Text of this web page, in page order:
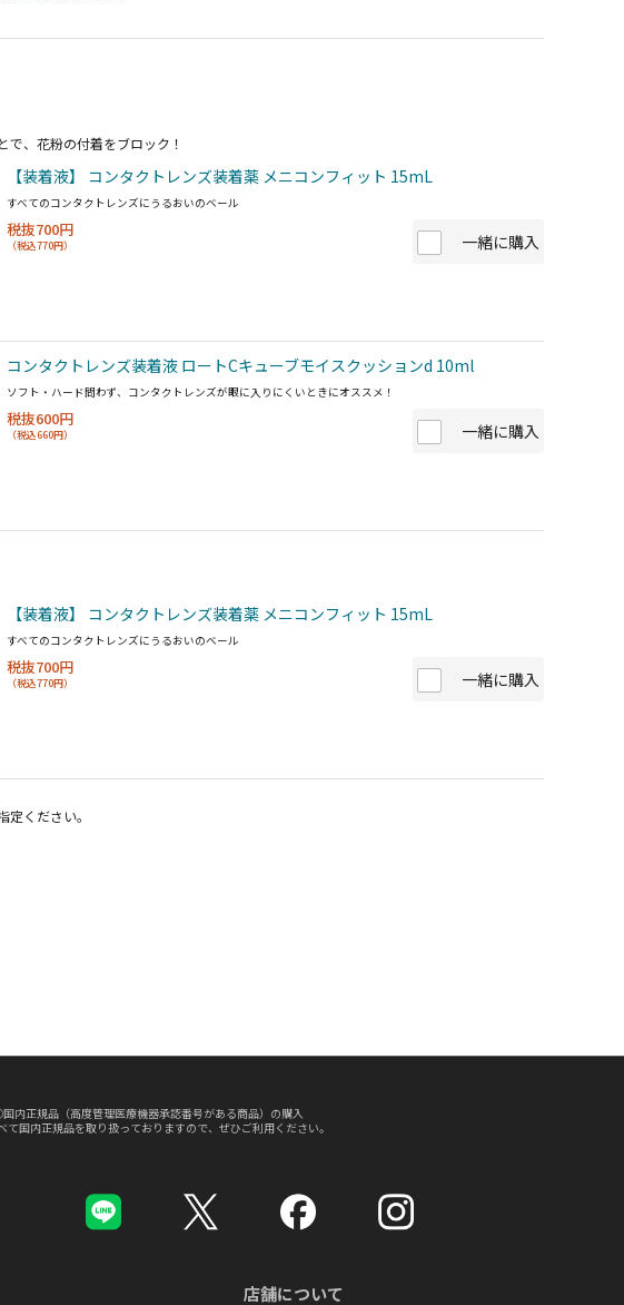
で、花粉の付着をブロック！
【装着液】 コンタクトレンズ装着薬 メニコンフィット 15mL
すべてのコンタクトレンズにうるおいのベール
税抜700円
（税込770円） 一緒に購入
コンタクトレンズ装着液 ロートCキューブモイスクッションd 10ml
ソフト・ハード問わず、コンタクトレンズが眼に入りにくいときにオススメ！
税抜600円
（税込660円） 一緒に購入
【装着液】 コンタクトレンズ装着薬 メニコンフィット 15mL
すべてのコンタクトレンズにうるおいのベール
税抜700円
（税込770円） 一緒に購入
定ください。
正規品（高度管理医療機器承認番号がある商品）の購入
国内正規品を取り扱っておりますので、ぜひご利用ください。
店舗について